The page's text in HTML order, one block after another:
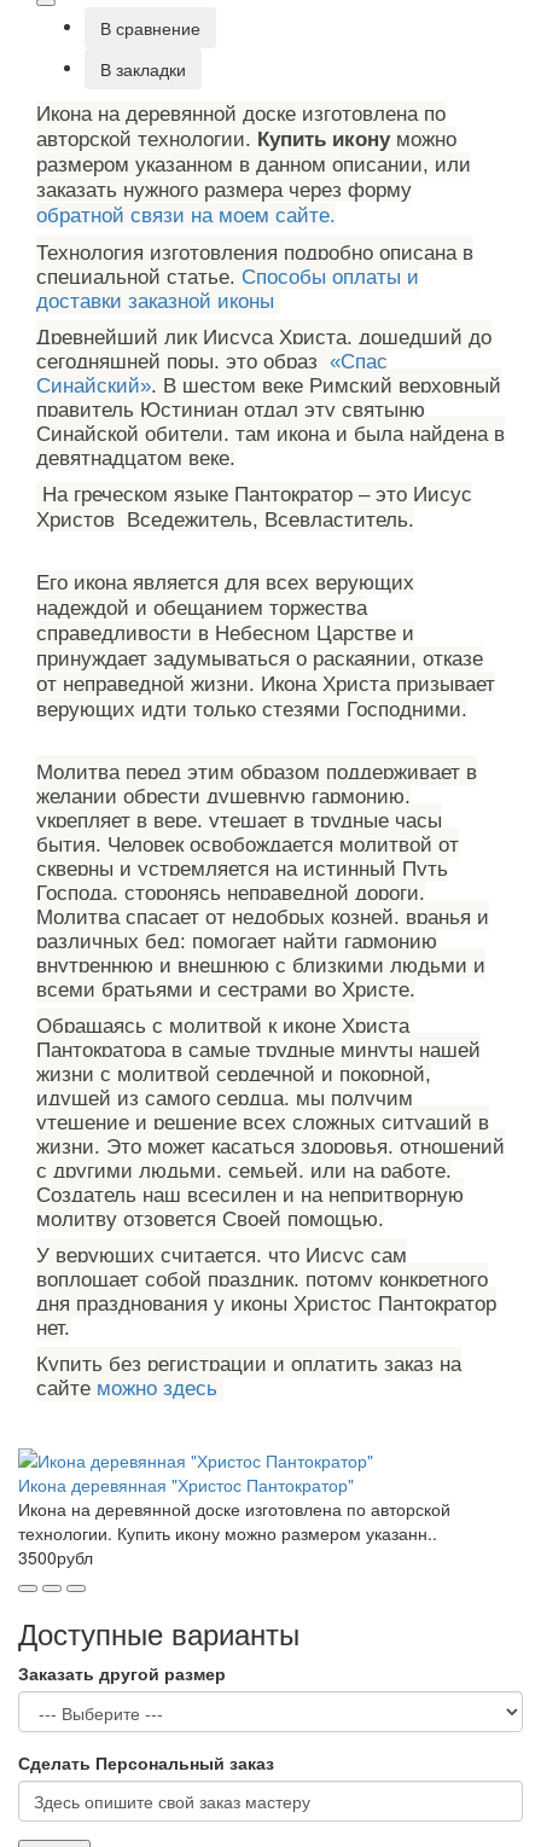
В сравнение
В закладки
Икона на деревянной доске изготовлена по
авторской технологии. Купить иконуможно
размером указанном в данном описании, или
заказать нужного размера через форму
обратной связи на моем сайте.
Технология изготовления подробно описана в
специальной статье. Способы оплаты и
доставки заказной иконы
Древнейший лик Иисуса Христа, дошедший до
сегодняшней поры, это образ «Спас
Синайский». В шестом веке Римский верховный
правитель Юстиниан отдал эту святыню
Синайской обители, там икона и была найдена в
девятнадцатом веке.
На греческом языке Пантократор – это Иисус
Христов Вседежитель, Всевластитель.
Его икона является для всех верующих
надеждой и обещанием торжества
справедливости в Небесном Царстве и
принуждает задумываться о раскаянии, отказе
от неправедной жизни. Икона Христа призывает
верующих идти только стезями Господними.
Молитва перед этим образом поддерживает в
желании обрести душевную гармонию,
укрепляет в вере, утешает в трудные часы
бытия. Человек освобождается молитвой от
скверны и устремляется на истинный Путь
Господа, сторонясь неправедной дороги.
Молитва спасает от недобрых козней, вранья и
различных бед; помогает найти гармонию
внутреннюю и внешнюю с близкими людьми и
всеми братьями и сестрами во Христе.
Обращаясь с молитвой к иконе Христа
Пантократора в самые трудные минуты нашей
жизни с молитвой сердечной и покорной,
идущей из самого сердца, мы получим
утешение и решение всех сложных ситуаций в
жизни. Это может касаться здоровья, отношений
с другими людьми, семьей, или на работе.
Создатель наш всесилен и на непритворную
молитву отзовется Своей помощью.
У верующих считается, что Иисус сам
воплощает собой праздник, потому конкретного
дня празднования у иконы Христос Пантократор
нет.
Купить без регистрации и оплатить заказ на
сайте можно здесь
Икона деревянная "Христос Пантократор"
Икона на деревянной доске изготовлена по авторской
технологии. Купить икону можно размером указанн..
3500рубл
Доступные варианты
Заказать другой размер
Сделать Персональный заказ